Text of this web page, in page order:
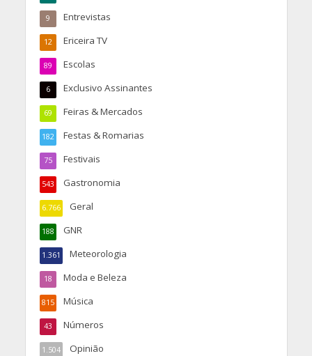
Entrevistas
9
Ericeira TV
12
Escolas
89
Exclusivo Assinantes
6
Feiras & Mercados
69
Festas & Romarias
182
Festivais
75
Gastronomia
543
Geral
6.766
GNR
188
Meteorologia
1.361
Moda e Beleza
18
Música
815
Números
43
Opinião
1.504